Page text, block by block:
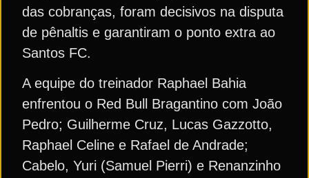
das cobranças, foram decisivos na disputa
de pênaltis e garantiram o ponto extra ao
Santos FC.
A equipe do treinador Raphael Bahia
enfrentou o Red Bull Bragantino com João
Pedro; Guilherme Cruz, Lucas Gazzotto,
Raphael Celine e Rafael de Andrade;
Cabelo, Yuri (Samuel Pierri) e Renanzinho